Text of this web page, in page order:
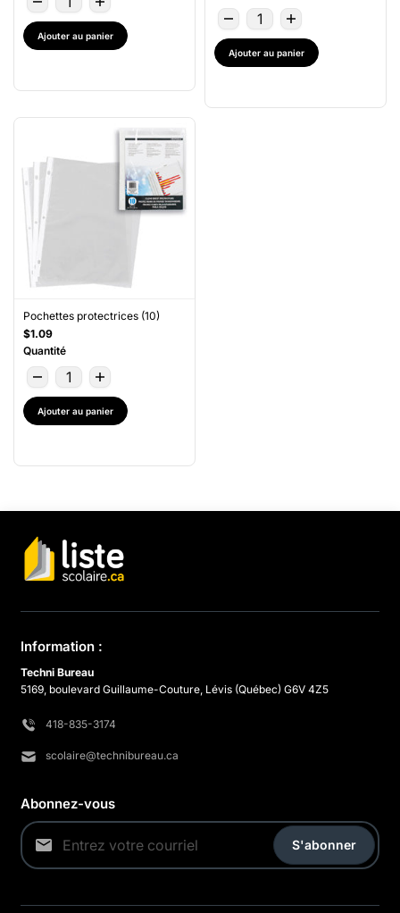
Ajouter au panier
Ajouter au panier
Pochettes protectrices (10)
$1.09
Quantité
Ajouter au panier
Information :
Techni Bureau
5169, boulevard Guillaume-Couture, Lévis (Québec) G6V 4Z5
418-835-3174
scolaire@technibureau.ca
Abonnez-vous
S'abonner